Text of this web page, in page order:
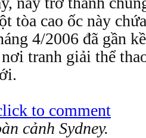
tòa cao ốc này
4/2006 đã gần
tranh giải thể
cảnh Sydney.